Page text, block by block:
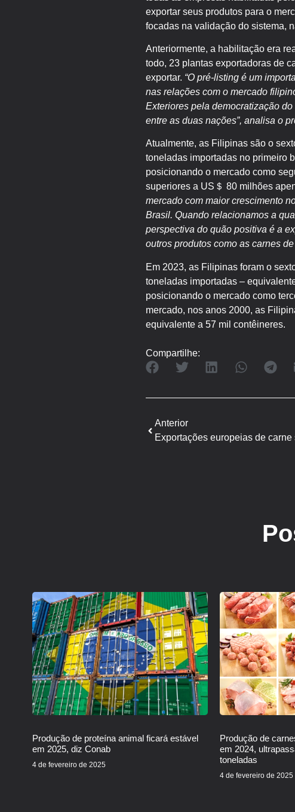
exportar seus produtos para o
focadas na validação do sistema,
Anteriormente, a habilitação era
todo, 23 plantas exportadoras de
exportar. “O pré-listing é um
nas relações com o mercado
Exteriores pela democratização
entre as duas nações”, analisa o
Atualmente, as Filipinas são o
toneladas importadas no primeiro
posicionando o mercado como
superiores a US＄ 80 milhões
mercado com maior crescimento
Brasil. Quando relacionamos a
perspectiva do quão positiva é a
outros produtos como as carnes
Em 2023, as Filipinas foram o
toneladas importadas –
posicionando o mercado como
mercado, nos anos 2000, as
equivalente a 57 mil contêineres.
Compartilhe:
Anterior
Produção de proteína animal ficará estável
em 2025, diz Conab
4 de fevereiro de 2025
Produção de
em 2024,
toneladas
4 de fevereiro de 2025